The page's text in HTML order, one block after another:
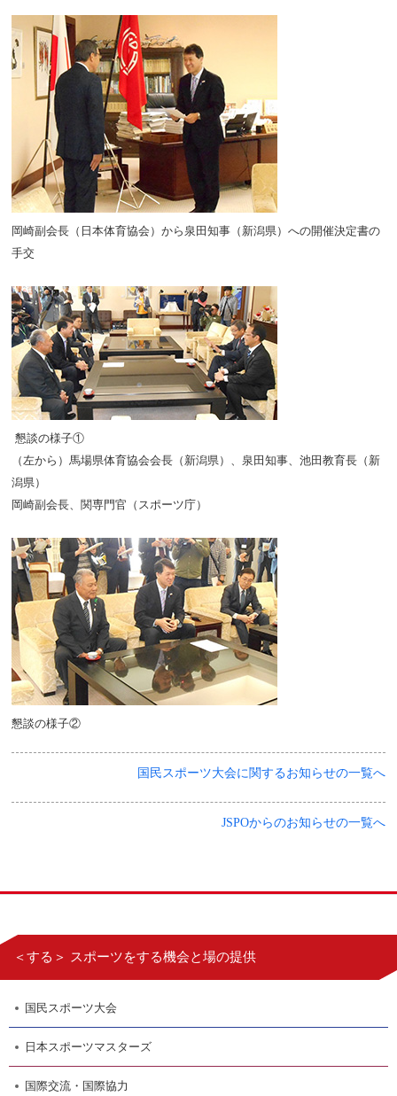
岡崎副会長（日本体育協会）から泉田知事（新潟県）への開催決定書の
手交
懇談の様子①
（左から）馬場県体育協会会長（新潟県）、泉田知事、池田教育長（新
潟県）
岡崎副会長、関専門官（スポーツ庁）
懇談の様子②
国民スポーツ大会に関するお知らせの一覧へ
JSPOからのお知らせの一覧へ
＜する＞ スポーツをする機会と場の提供
国民スポーツ大会
日本スポーツマスターズ
国際交流・国際協力